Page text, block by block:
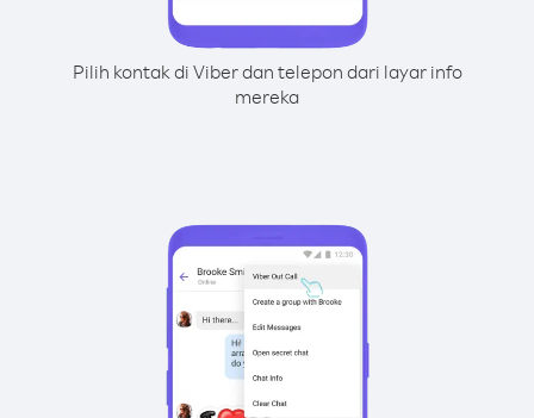
Pilih kontak di Viber dan telepon dari layar info
mereka